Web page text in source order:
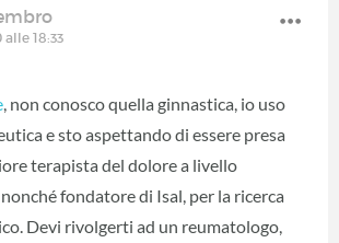
alle 18:33
‍, non conosco quella ginnastica, io uso
e sto aspettando di essere presa
terapista del dolore a livello
fondatore di Isal, per la ricerca
Devi rivolgerti ad un reumatologo,